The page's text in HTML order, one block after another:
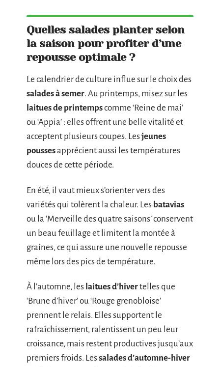
Quelles salades planter selon
la saison pour profiter d’une
repousse optimale ?
Le calendrier de culture influe sur le choix des
salades à semer. Au printemps, misez sur les
laitues de printempscomme ‘Reine de mai’
ou ‘Appia’ : elles offrent une belle vitalité et
acceptent plusieurs coupes. Lesjeunes
poussesapprécient aussi les températures
douces de cette période.
En été, il vaut mieux s’orienter vers des
variétés qui tolèrent la chaleur. Les batavias
ou la ‘Merveille des quatre saisons’ conservent
un beau feuillage et limitent la montée à
graines, ce qui assure une nouvelle repousse
même lors des pics de température.
À l’automne, les laitues d’hivertelles que
‘Brune d’hiver’ ou ‘Rouge grenobloise’
prennent le relais. Elles supportent le
rafraîchissement, ralentissent un peu leur
croissance, mais restent productives jusqu’aux
premiers froids. Lessalades d’automne-hiver